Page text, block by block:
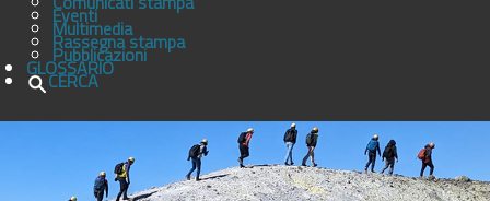
Eventi
Multimedia
Rassegna stampa
Pubblicazioni
GLOSSARIO
CERCA